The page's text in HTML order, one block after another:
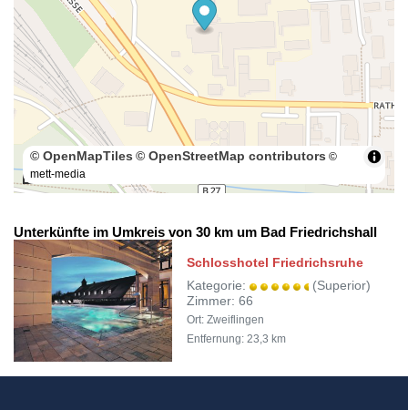
100 m
© OpenMapTiles © OpenStreetMap contributors ©
mett-media
Unterkünfte im Umkreis von 30 km um Bad Friedrichshall
Schlosshotel Friedrichsruhe
Kategorie:
(Superior)
Zimmer: 66
Ort: Zweiflingen
Entfernung: 23,3 km